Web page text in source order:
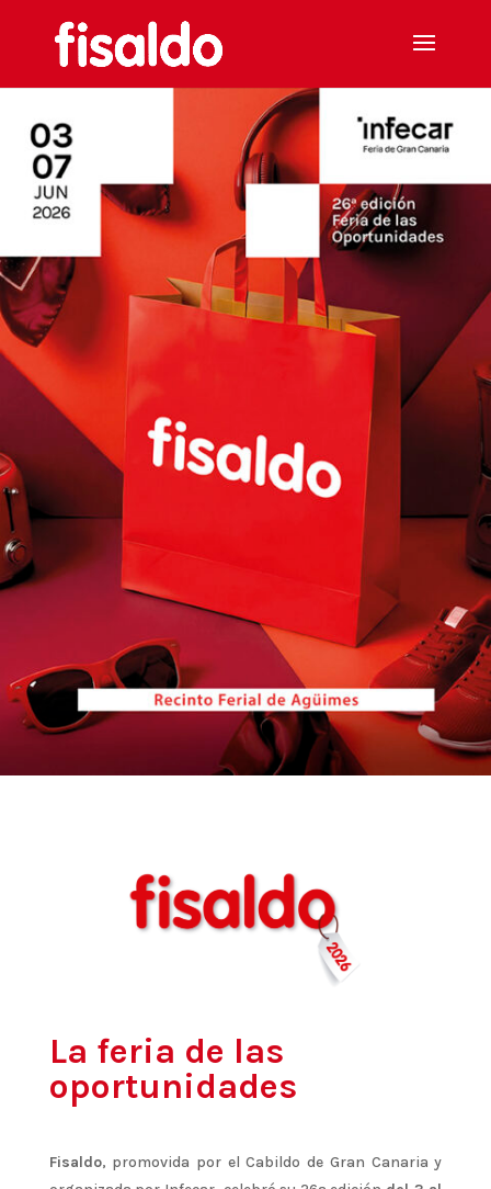
La feria de las
oportunidades
Fisaldo, promovida por el Cabildo de Gran Canaria y